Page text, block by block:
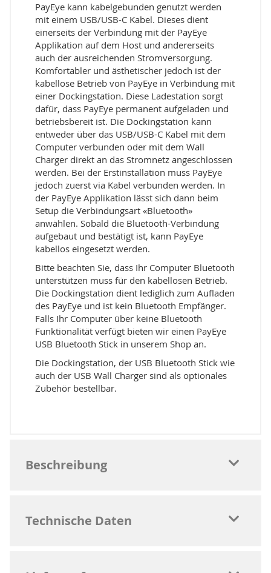
PayEye kann kabelgebunden genutzt werden
mit einem USB/USB-C Kabel. Dieses dient
einerseits der Verbindung mit der PayEye
Applikation auf dem Host und andererseits
auch der ausreichenden Stromversorgung.
Komfortabler und ästhetischer jedoch ist der
kabellose Betrieb von PayEye in Verbindung mit
einer Dockingstation. Diese Ladestation sorgt
dafür, dass PayEye permanent aufgeladen und
betriebsbereit ist. Die Dockingstation kann
entweder über das USB/USB-C Kabel mit dem
Computer verbunden oder mit dem Wall
Charger direkt an das Stromnetz angeschlossen
werden. Bei der Erstinstallation muss PayEye
jedoch zuerst via Kabel verbunden werden. In
der PayEye Applikation lässt sich dann beim
Setup die Verbindungsart «Bluetooth»
anwählen. Sobald die Bluetooth-Verbindung
aufgebaut und bestätigt ist, kann PayEye
kabellos eingesetzt werden.
Bitte beachten Sie, dass Ihr Computer Bluetooth
unterstützen muss für den kabellosen Betrieb.
Die Dockingstation dient lediglich zum Aufladen
des PayEye und ist kein Bluetooth Empfänger.
Falls Ihr Computer über keine Bluetooth
Funktionalität verfügt bieten wir einen PayEye
USB Bluetooth Stick in unserem Shop an.
Die Dockingstation, der USB Bluetooth Stick wie
auch der USB Wall Charger sind als optionales
Zubehör bestellbar.
Beschreibung
Technische Daten